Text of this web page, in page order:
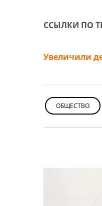
ССЫЛКИ ПО
Увеличили
ОБЩЕСТВО